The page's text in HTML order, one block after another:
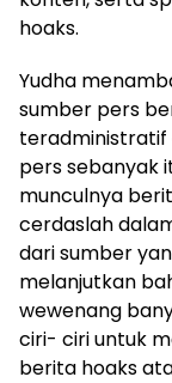
hoaks.
Yudha
sumber pers
teradministratif
pers sebanyak
munculnya
cerdaslah
dari sumber
melanjutkan
wewenang
ciri- ciri untuk
berita hoaks